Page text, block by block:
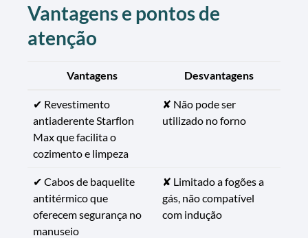
Vantagens e pontos de
atenção
Vantagens Desvantagens
✔ Revestimento
antiaderente Starflon
Max que facilita o
cozimento e limpeza
✘ Não pode ser
utilizado no forno
✔ Cabos de baquelite
antitérmico que
oferecem segurança no
manuseio
✘ Limitado a fogões a
gás, não compatível
com indução